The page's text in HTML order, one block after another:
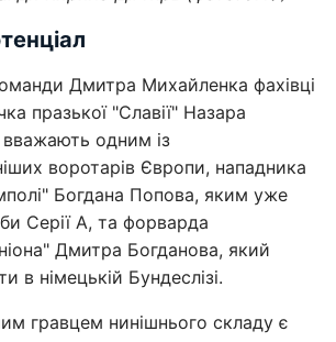
Дмитра Михайленка фахівці
празької "Славії" Назара
одним із
воротарів Європи, нападника
Богдана Попова, яким уже
Серії А, та форварда
Дмитра Богданова, який
в німецькій Бундеслізі.
гравцем нинішнього складу є